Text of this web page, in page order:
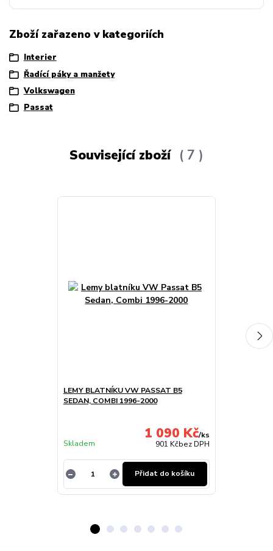
Zboží zařazeno v kategoriích
Interier
Řadící páky a manžety
Volkswagen
Passat
Související zboží 7
LEMY BLATNÍKU VW PASSAT B5
SEDAN, COMBI 1996-2000
1 090 Kč/ks
901 Kčbez DPH
Skladem
Přidat do košíku